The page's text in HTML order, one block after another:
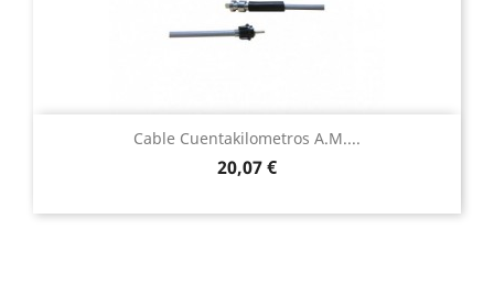
Cable Cuentakilometros A.M....
Precio
20,07 €